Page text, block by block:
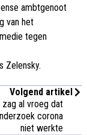
ambtgenoot
van het
tegen
Zelensky.
Volgend artikel
zag al vroeg dat
corona
niet werkte